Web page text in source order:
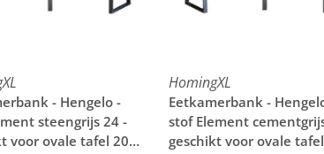
- Hengelo -
steengrijs 24 -
voor ovale tafel 200
HomingXL
Eetkamerbank -
stof Element
geschikt voor ovale